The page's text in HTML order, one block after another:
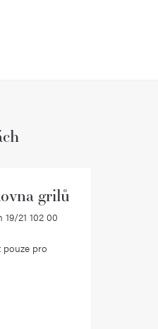
grilů
19/21 102 00
pouze pro